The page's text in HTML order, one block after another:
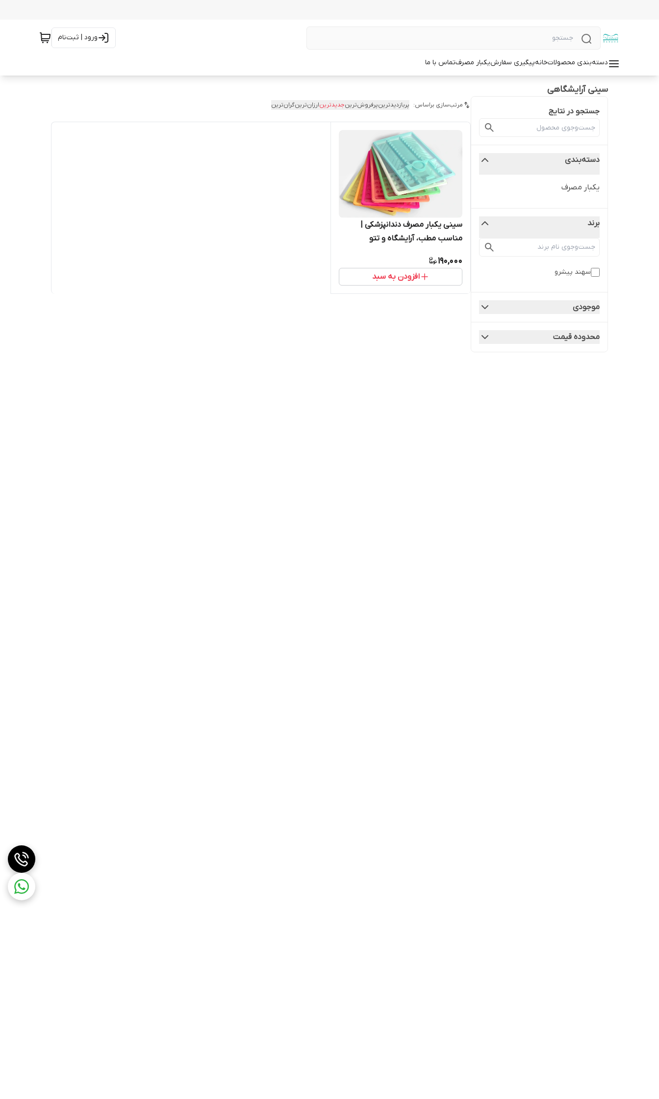
ورود | ثبت‌نام
دسته‌بندی محصولاتخانهپیگیری سفارشیکبار مصرفتماس با ما
سینی آرایشگاهی
جستجو در نتایج
دسته‌بندی
یکبار مصرف
برند
سهند پیشرو
موجودی
محدوده قیمت
مرتب‌سازی براساس: پربازدیدترینپرفروش‌ترینجدیدترینارزان‌ترینگران‌ترین
سینی یکبار مصرف دندانپزشکی |
مناسب مطب، آرایشگاه و تتو
190,000
افزودن به سبد